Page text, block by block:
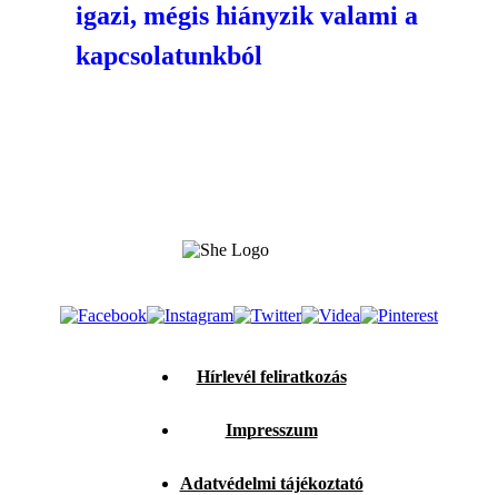
igazi, mégis hiányzik valami a
kapcsolatunkból
Hírlevél feliratkozás
Impresszum
Adatvédelmi tájékoztató